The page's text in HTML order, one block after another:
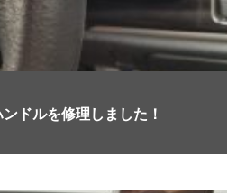
ドルを修理しました！